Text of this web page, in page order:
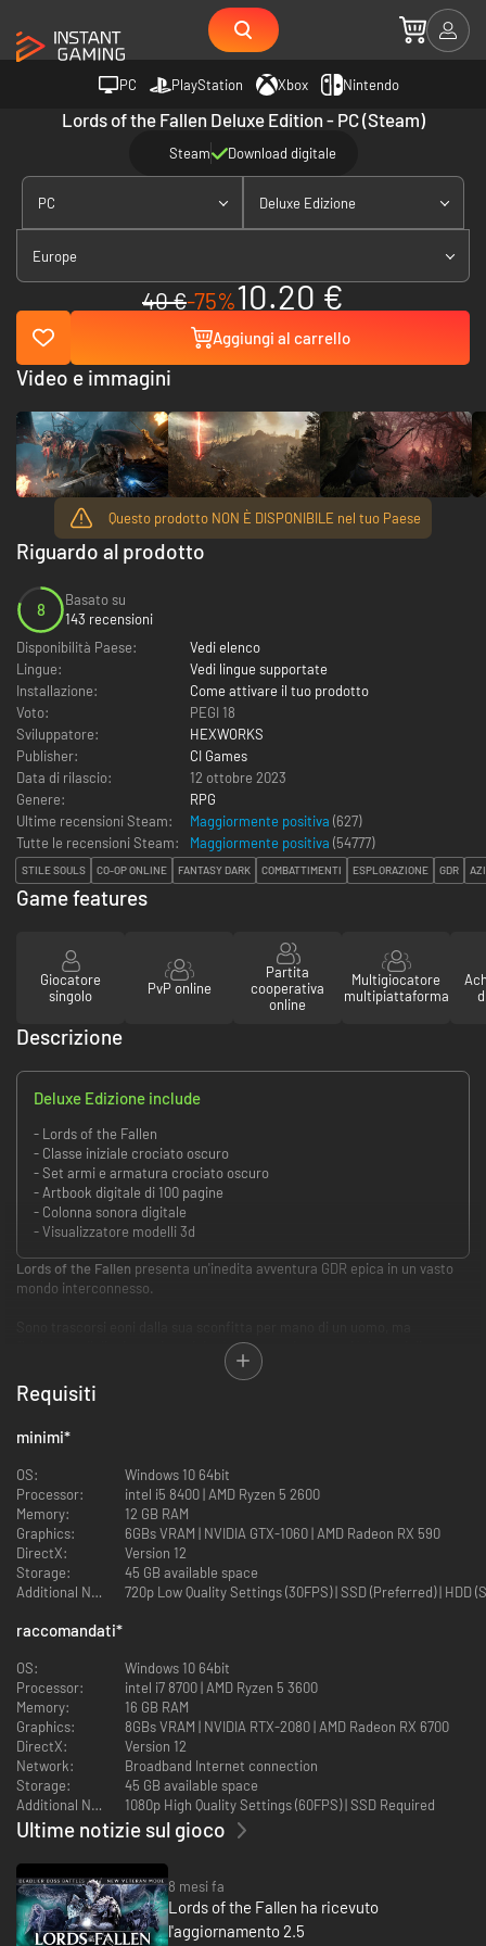
PC PlayStation Xbox Nintendo
Lords of the Fallen Deluxe Edition - PC (Steam)
Steam Download digitale
PC Deluxe Edizione
Europe
40 €-75%10.20 €
Aggiungi al carrello
Questo prodotto NON È DISPONIBILE nel tuo Paese
Riguardo al prodotto
8
Basato su
143 recensioni
Disponibilità Paese:
Vedi elenco
Lingue:
Vedi lingue supportate
Installazione:
Come attivare il tuo prodotto
Voto:
PEGI 18
Sviluppatore:
HEXWORKS
Publisher:
CI Games
Data di rilascio:
12 ottobre 2023
Genere:
RPG
Ultime recensioni Steam:
Maggiormente positiva (627)
Tutte le recensioni Steam:
Maggiormente positiva (54777)
STILE SOULS CO-OP ONLINE FANTASY DARK COMBATTIMENTI ESPLORAZIONE GDR
Video e immagini
Game features
Giocatore
singolo
PvP online
Partita
cooperativa
online
Multigiocatore
multipiattaforma
Descrizione
Deluxe Edizione include
- Lords of the Fallen
- Classe iniziale crociato oscuro
- Set armi e armatura crociato oscuro
- Artbook digitale di 100 pagine
- Colonna sonora digitale
- Visualizzatore modelli 3d
Lords of the Fallen presenta un'inedita avventura GDR epica in un vasto
mondo interconnesso.
finalmente il dio demoniaco Adyr è pronto a ritornare. Nei panni di un
leggendario crociato nero, viaggia attraverso il regno dei vivi e quello dei
morti per abbattere Adyr una volta per tutte in questo immenso GDR, con
colossali battaglie contro i boss, combattimenti veloci e impegnativi e
Esplora un vasto mondo interconnesso
Viaggia in due vasti mondi paralleli, il mondo dei vivi e quello dei morti,
ciascuno con i propri percorsi, segreti, tesori... e nemici.
Padroneggia combattimenti rapidi e impegnativi
Scegli tra centinaia di armi uniche, dalle pesanti mazze alle veloci
balestre, o rinuncia al metallo in favore della magia per sferrare
devastanti attacchi arcani.
Definisci la tua leggenda
Personalizza l'aspetto del tuo personaggio prima di selezionare una delle
nove classi disponibili. Qualunque percorso iniziale sceglierai, sviluppa il
tuo stile di gioco potenziando statistiche e armi.
Unisci le forze nel multigiocatore online
Requisiti
minimi*
OS:
Windows 10 64bit
Processor:
intel i5 8400 | AMD Ryzen 5 2600
Memory:
12 GB RAM
Graphics:
6GBs VRAM | NVIDIA GTX-1060 | AMD Radeon RX 590
DirectX:
Version 12
Storage:
45 GB available space
Additional Notes:
720p Low Quality Settings (30FPS) | SSD (Preferred) | HDD
raccomandati*
OS:
Windows 10 64bit
Processor:
intel i7 8700 | AMD Ryzen 5 3600
Memory:
16 GB RAM
Graphics:
8GBs VRAM | NVIDIA RTX-2080 | AMD Radeon RX 6700
DirectX:
Version 12
Network:
Broadband Internet connection
Storage:
45 GB available space
Additional Notes:
1080p High Quality Settings (60FPS) | SSD Required
Ultime notizie sul gioco
8 mesi fa
Lords of the Fallen ha ricevuto
l'aggiornamento 2.5